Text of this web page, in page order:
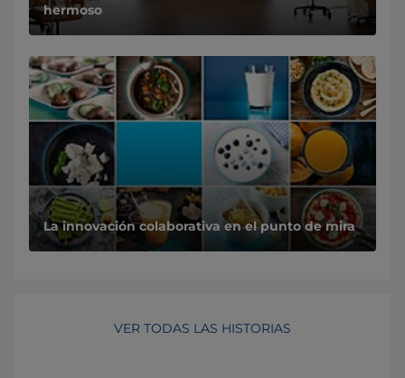
hermoso
La innovación colaborativa en el punto de mira
VER TODAS LAS HISTORIAS